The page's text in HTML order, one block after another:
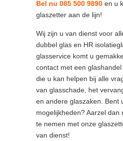
Bel nu 085 500 9890 en u
glaszetter aan de lijn!
Wij zijn u van dienst voor
dubbel glas en HR
glasservice komt u
contact met een glashandel
die u kan helpen bij alle
van glasschade, het
en andere glaszaken. Bent
mogelijkheden? Aarzel dan
te nemen met onze
van dienst!